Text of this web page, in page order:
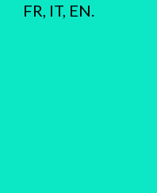
FR, IT, EN.